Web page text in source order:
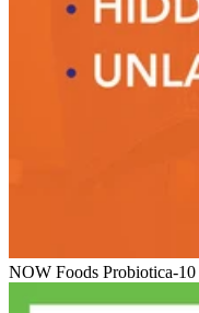
NOW Foods Probiotica-